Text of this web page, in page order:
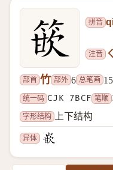
拼音
注音
部首 竹 部外 6 总笔画 15
统一码 CJK 7BCF 笔顺
字形结构
上下结构
异体